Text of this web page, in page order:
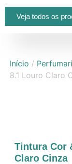
Veja todos os
Início /
8.1 Louro Claro
Tintura Cor
Claro Cinza